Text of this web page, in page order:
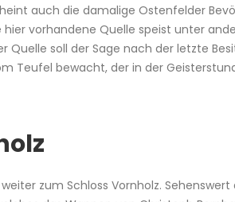
auch die damalige Ostenfelder
vorhandene Quelle speist unter
Quelle soll der Sage nach der letzte
Teufel bewacht, der in der
zum Schloss Vornholz.